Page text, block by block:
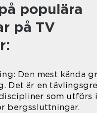
populära
på TV
Den mest kända
Det är en
som utförs
bergssluttningar.